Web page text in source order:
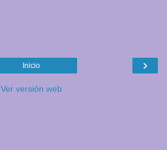
›
Inicio
Ver versión web